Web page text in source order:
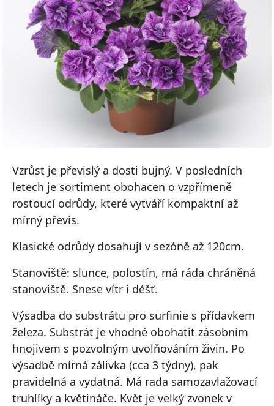
Vzrůst je převislý a dosti bujný. V posledních
letech je sortiment obohacen o vzpřímeně
rostoucí odrůdy, které vytváří kompaktní až
mírný převis.
Klasické odrůdy dosahují v sezóně až 120cm.
Stanoviště: slunce, polostín, má ráda chráněná
stanoviště. Snese vítr i déšť.
Výsadba do substrátu pro surfinie s přídavkem
železa. Substrát je vhodné obohatit zásobním
hnojivem s pozvolným uvolňováním živin. Po
výsadbě mírná zálivka (cca 3 týdny), pak
pravidelná a vydatná. Má rada samozavlažovací
truhlíky a květináče. Květ je velký zvonek v